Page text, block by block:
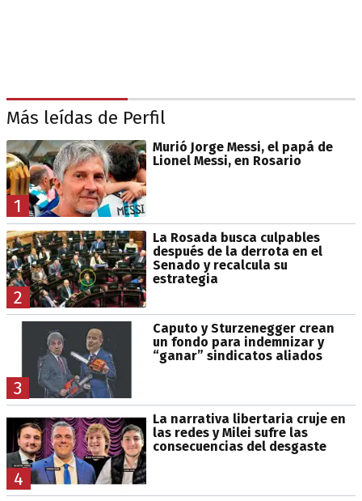
Más leídas de Perfil
1
Murió Jorge Messi, el papá de
Lionel Messi, en Rosario
2
La Rosada busca culpables
después de la derrota en el
Senado y recalcula su
estrategia
3
Caputo y Sturzenegger crean
un fondo para indemnizar y
“ganar” sindicatos aliados
4
La narrativa libertaria cruje en
las redes y Milei sufre las
consecuencias del desgaste